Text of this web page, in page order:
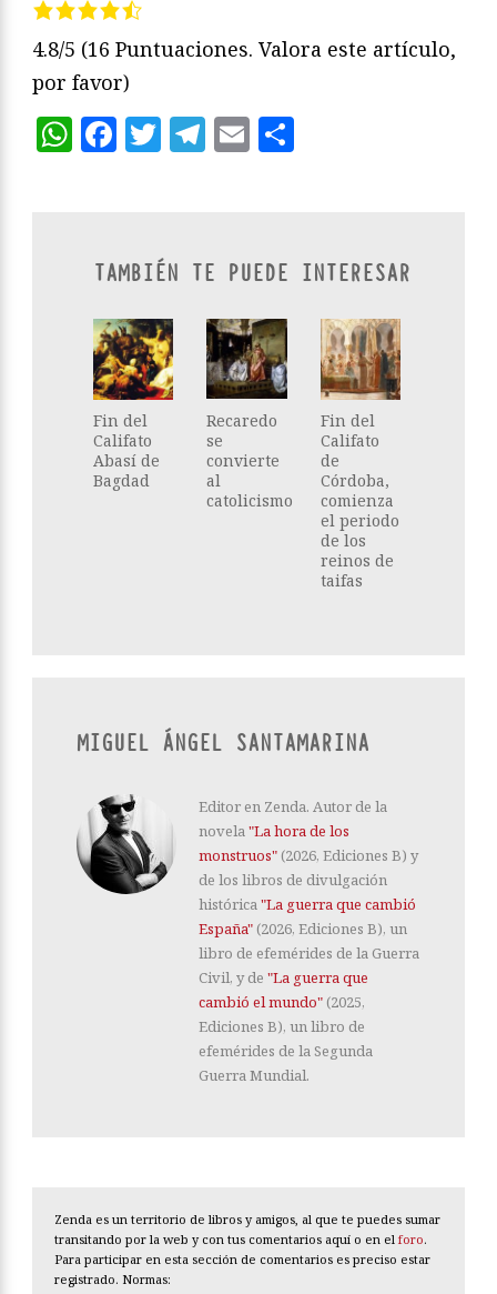
4.8/5 (16 Puntuaciones. Valora este artículo,
por favor)
WhatsApp
Facebook
Twitter
Telegram
Email
TAMBIÉN TE PUEDE INTERESAR
Fin del
Califato
Abasí de
Bagdad
Recaredo
se
convierte
al
catolicismo
Fin del
Califato
de
Córdoba,
comienza
el periodo
de los
reinos de
taifas
MIGUEL ÁNGEL SANTAMARINA
Editor en Zenda. Autor de la
novela "La hora de los
monstruos" (2026, Ediciones B) y
de los libros de divulgación
histórica "La guerra que cambió
España" (2026, Ediciones B), un
libro de efemérides de la Guerra
Civil, y de "La guerra que
cambió el mundo" (2025,
Ediciones B), un libro de
efemérides de la Segunda
Guerra Mundial.
Zenda es un territorio de libros y amigos, al que te puedes sumar
transitando por la web y con tus comentarios aquí o en el foro.
Para participar en esta sección de comentarios es preciso estar
registrado. Normas: